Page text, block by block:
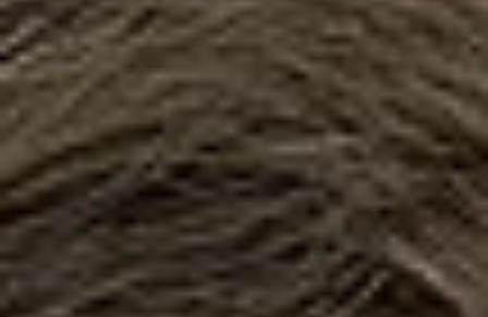
India
English
中国
中文
India
English
Việt Nam
Indonesia
中国
Über uns
Termine
Aktuelles
Downloads
Presse